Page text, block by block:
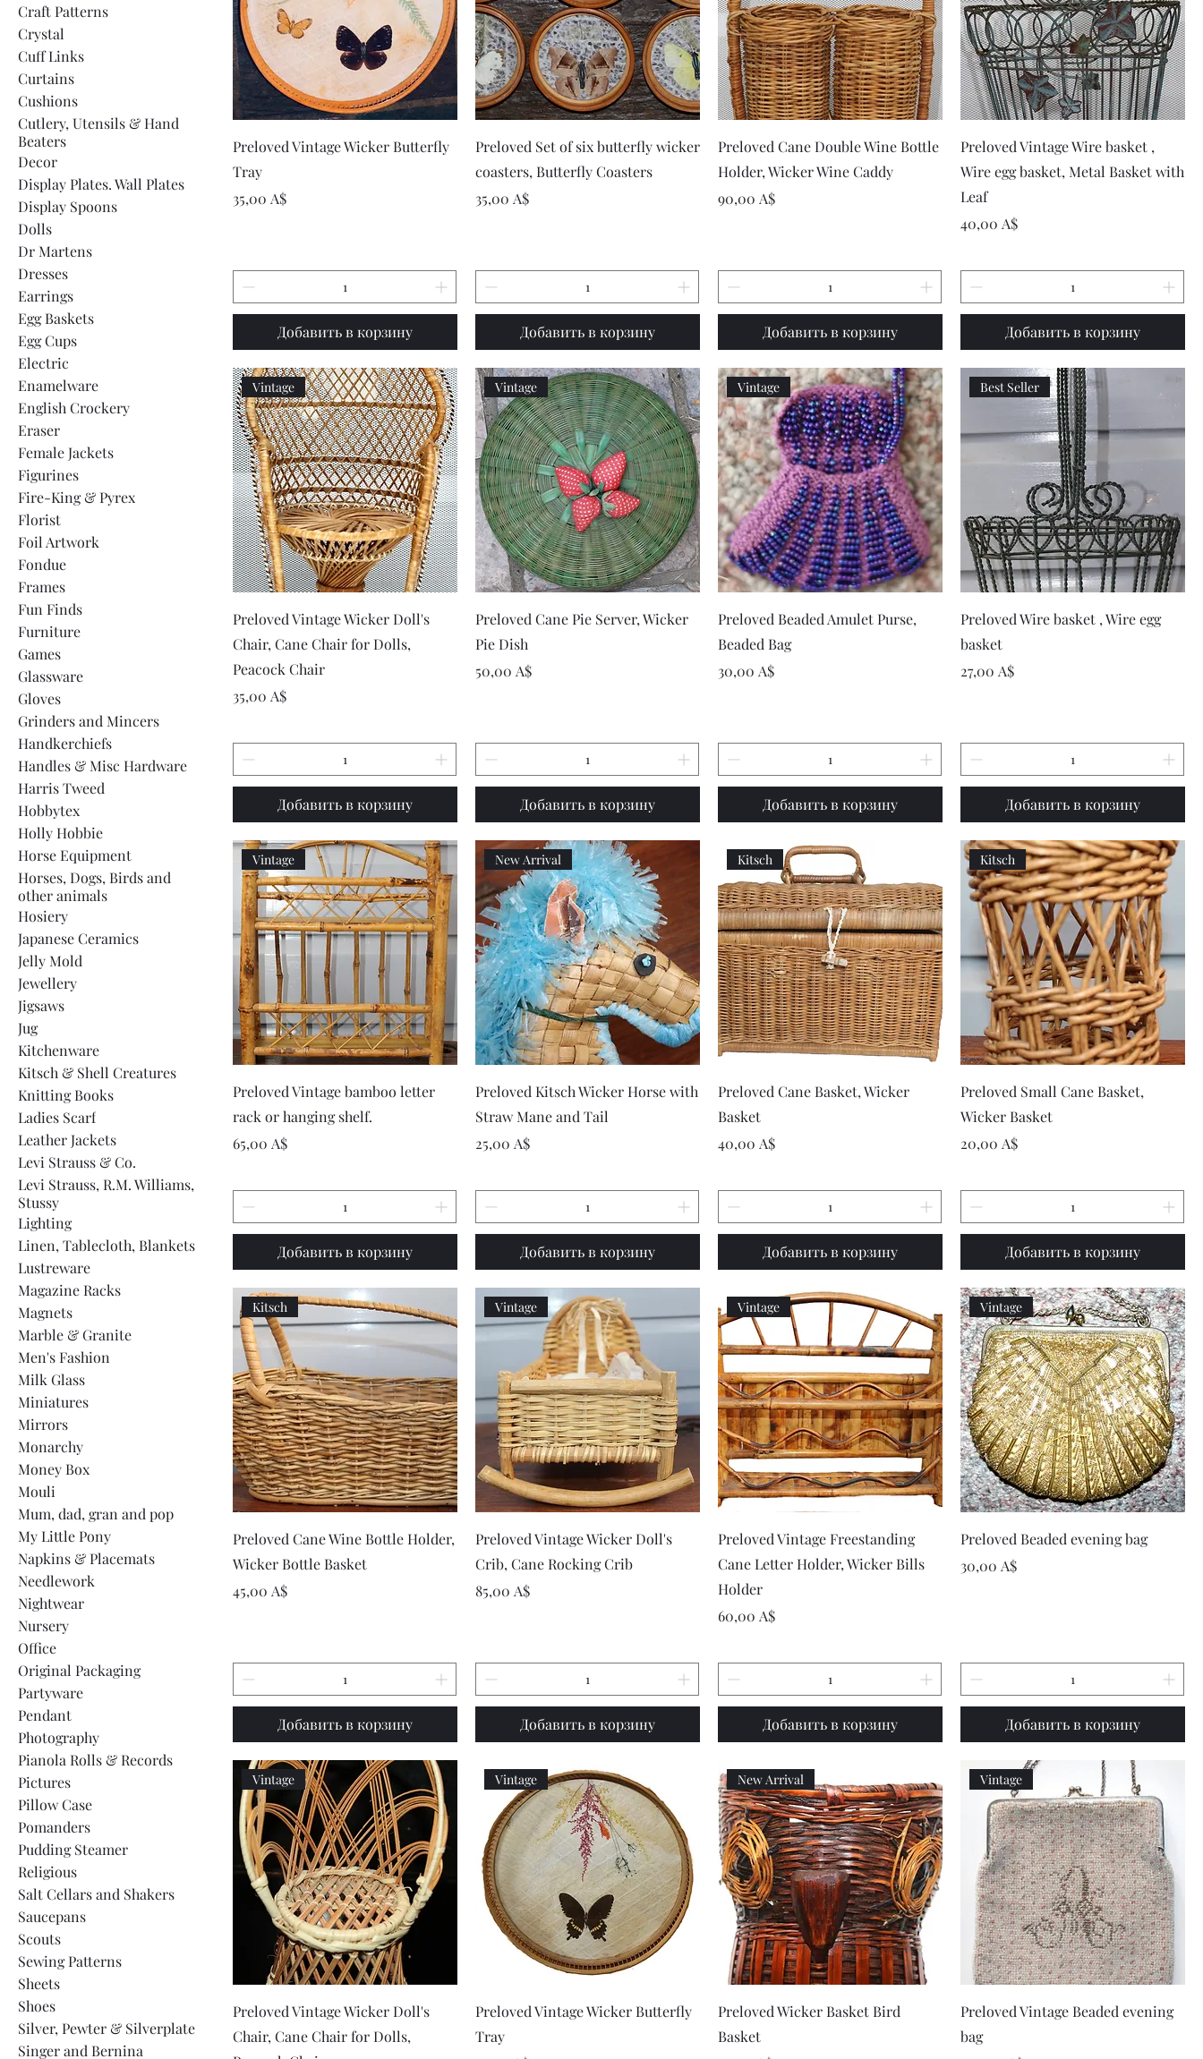
Craft Patterns
Crystal
Cuff Links
Curtains
Cushions
Cutlery, Utensils & Hand
Beaters
Decor
Display Plates. Wall Plates
Display Spoons
Dolls
Dr Martens
Dresses
Earrings
Egg Baskets
Egg Cups
Electric
Enamelware
English Crockery
Eraser
Female Jackets
Figurines
Fire-King & Pyrex
Florist
Foil Artwork
Fondue
Frames
Fun Finds
Furniture
Games
Glassware
Gloves
Grinders and Mincers
Handkerchiefs
Handles & Misc Hardware
Harris Tweed
Hobbytex
Holly Hobbie
Horse Equipment
Horses, Dogs, Birds and
other animals
Hosiery
Japanese Ceramics
Jelly Mold
Jewellery
Jigsaws
Jug
Kitchenware
Kitsch & Shell Creatures
Knitting Books
Ladies Scarf
Leather Jackets
Levi Strauss & Co.
Levi Strauss, R.M. Williams,
Stussy
Lighting
Linen, Tablecloth, Blankets
Lustreware
Magazine Racks
Magnets
Marble & Granite
Men's Fashion
Milk Glass
Miniatures
Mirrors
Monarchy
Money Box
Mouli
Mum, dad, gran and pop
My Little Pony
Napkins & Placemats
Needlework
Nightwear
Nursery
Office
Original Packaging
Partyware
Pendant
Photography
Pianola Rolls & Records
Pictures
Pillow Case
Pomanders
Pudding Steamer
Religious
Salt Cellars and Shakers
Saucepans
Scouts
Sewing Patterns
Sheets
Shoes
Silver, Pewter & Silverplate
Singer and Bernina
Быстрый просмотр
Preloved Vintage Wicker Butterfly
Tray
Цена
35,00 A$
Добавить в корзину
Быстрый просмотр
Preloved Set of six butterfly wicker
coasters, Butterfly Coasters
Цена
35,00 A$
Добавить в корзину
Быстрый просмотр
Preloved Cane Double Wine Bottle
Holder, Wicker Wine Caddy
Цена
90,00 A$
Добавить в корзину
Быстрый просмотр
Preloved Vintage Wire basket ,
Wire egg basket, Metal Basket with
Leaf
Цена
40,00 A$
Добавить в корзину
Быстрый просмотр
Vintage
Preloved Vintage Wicker Doll's
Chair, Cane Chair for Dolls,
Peacock Chair
Цена
35,00 A$
Добавить в корзину
Быстрый просмотр
Vintage
Preloved Cane Pie Server, Wicker
Pie Dish
Цена
50,00 A$
Добавить в корзину
Быстрый просмотр
Vintage
Preloved Beaded Amulet Purse,
Beaded Bag
Цена
30,00 A$
Добавить в корзину
Быстрый просмотр
Best Seller
Preloved Wire basket , Wire egg
basket
Цена
27,00 A$
Добавить в корзину
Быстрый просмотр
Vintage
Preloved Vintage bamboo letter
rack or hanging shelf.
Цена
65,00 A$
Добавить в корзину
Быстрый просмотр
New Arrival
Preloved Kitsch Wicker Horse with
Straw Mane and Tail
Цена
25,00 A$
Добавить в корзину
Быстрый просмотр
Kitsch
Preloved Cane Basket, Wicker
Basket
Цена
40,00 A$
Добавить в корзину
Быстрый просмотр
Kitsch
Preloved Small Cane Basket,
Wicker Basket
Цена
20,00 A$
Добавить в корзину
Быстрый просмотр
Kitsch
Preloved Cane Wine Bottle Holder,
Wicker Bottle Basket
Цена
45,00 A$
Добавить в корзину
Быстрый просмотр
Vintage
Preloved Vintage Wicker Doll's
Crib, Cane Rocking Crib
Цена
85,00 A$
Добавить в корзину
Быстрый просмотр
Vintage
Preloved Vintage Freestanding
Cane Letter Holder, Wicker Bills
Holder
Цена
60,00 A$
Добавить в корзину
Быстрый просмотр
Vintage
Preloved Beaded evening bag
Цена
30,00 A$
Добавить в корзину
Быстрый просмотр
Vintage
Preloved Vintage Wicker Doll's
Chair, Cane Chair for Dolls,
Быстрый просмотр
Vintage
Preloved Vintage Wicker Butterfly
Tray
Быстрый просмотр
New Arrival
Preloved Wicker Basket Bird
Basket
Быстрый просмотр
Vintage
Preloved Vintage Beaded evening
bag